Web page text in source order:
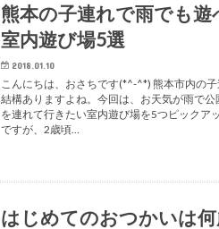
熊本の子連れで雨でも
室内遊び場5選
2018.01.10
こんにちは、おさちです(*^-^*) 熊本市内の
結構ありますよね。今回は、お天気が雨で
を連れて行きたい室内遊び場を5つピックア
ですが、2歳頃…
はじめてのおつかいは